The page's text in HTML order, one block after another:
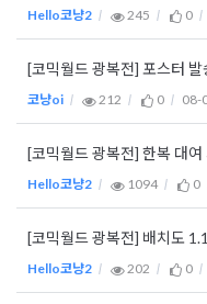
Hello코냥2 245 0
[코믹월드 광복전] 포스터 발
코냥oi 212 0 08-
[코믹월드 광복전] 한복 대
Hello코냥2 1094 0
[코믹월드 광복전] 배치도
Hello코냥2 202 0